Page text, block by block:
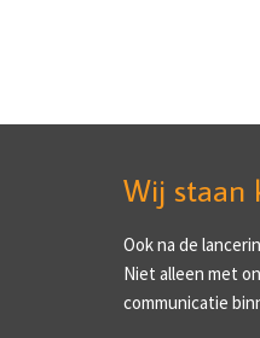
Wij staan
Ook na de
Niet alleen met
communicatie